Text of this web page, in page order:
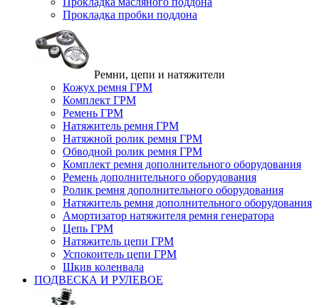
Прокладка пробки поддона
Ремни, цепи и натяжители
Кожух ремня ГРМ
Комплект ГРМ
Ремень ГРМ
Натяжитель ремня ГРМ
Натяжной ролик ремня ГРМ
Обводной ролик ремня ГРМ
Комплект ремня дополнительного оборудования
Ремень дополнительного оборудования
Ролик ремня дополнительного оборудования
Натяжитель ремня дополнительного оборудования
Амортизатор натяжителя ремня генератора
Цепь ГРМ
Натяжитель цепи ГРМ
Успокоитель цепи ГРМ
Шкив коленвала
ПОДВЕСКА И РУЛЕВОЕ